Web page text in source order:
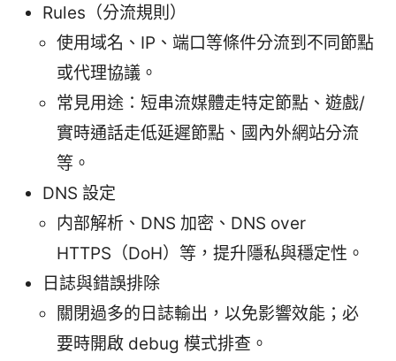
Rules（分流規則）
使用域名、IP、端口等條件分流到不同節點
或代理協議。
常見用途：短串流媒體走特定節點、遊戲/
實時通話走低延遲節點、國內外網站分流
等。
DNS 設定
内部解析、DNS 加密、DNS over
HTTPS（DoH）等，提升隱私與穩定性。
日誌與錯誤排除
關閉過多的日誌輸出，以免影響效能；必
要時開啟 debug 模式排查。